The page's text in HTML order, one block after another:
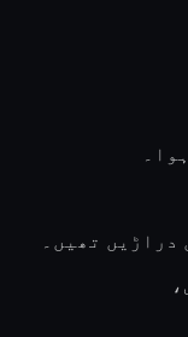
تھیں۔